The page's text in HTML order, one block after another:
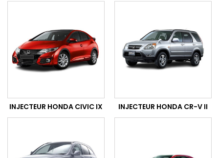
INJECTEUR HONDA CIVIC IX INJECTEUR HONDA CR-V II